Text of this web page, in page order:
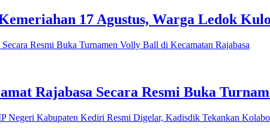
17 Agustus, Warga Ledok
Rajabasa Secara Resmi Buka